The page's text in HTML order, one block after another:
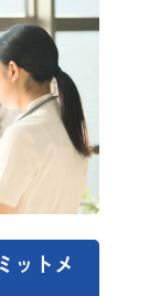
ットメ